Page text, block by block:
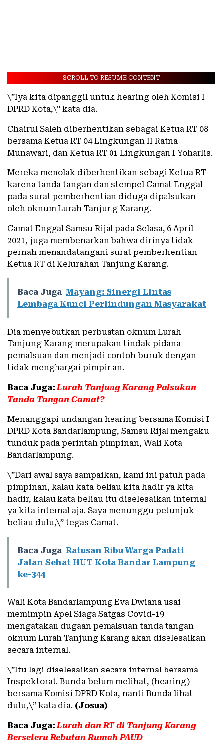
SCROLL TO RESUME CONTENT
\”Iya kita dipanggil untuk hearing oleh Komisi I
DPRD Kota,\” kata dia.
Chairul Saleh diberhentikan sebagai Ketua RT 08
bersama Ketua RT 04 Lingkungan II Ratna
Munawari, dan Ketua RT 01 Lingkungan I Yoharlis.
Mereka menolak diberhentikan sebagi Ketua RT
karena tanda tangan dan stempel Camat Enggal
pada surat pemberhentian diduga dipalsukan
oleh oknum Lurah Tanjung Karang.
Camat Enggal Samsu Rijal pada Selasa, 6 April
2021, juga membenarkan bahwa dirinya tidak
pernah menandatangani surat pemberhentian
Ketua RT di Kelurahan Tanjung Karang.
Baca Juga Mayang: Sinergi Lintas
Lembaga Kunci Perlindungan Masyarakat
Dia menyebutkan perbuatan oknum Lurah
Tanjung Karang merupakan tindak pidana
pemalsuan dan menjadi contoh buruk dengan
tidak menghargai pimpinan.
Baca Juga:Lurah Tanjung Karang Palsukan
Tanda Tangan Camat?
Menanggapi undangan hearing bersama Komisi I
DPRD Kota Bandarlampung, Samsu Rijal mengaku
tunduk pada perintah pimpinan, Wali Kota
Bandarlampung.
\”Dari awal saya sampaikan, kami ini patuh pada
pimpinan, kalau kata beliau kita hadir ya kita
hadir, kalau kata beliau itu diselesaikan internal
ya kita internal aja. Saya menunggu petunjuk
beliau dulu,\” tegas Camat.
Baca Juga Ratusan Ribu Warga Padati
Jalan Sehat HUT Kota Bandar Lampung
ke-344
Wali Kota Bandarlampung Eva Dwiana usai
memimpin Apel Siaga Satgas Covid-19
mengatakan dugaan pemalsuan tanda tangan
oknum Lurah Tanjung Karang akan diselesaikan
secara internal.
\”Itu lagi diselesaikan secara internal bersama
Inspektorat. Bunda belum melihat, (hearing)
bersama Komisi DPRD Kota, nanti Bunda lihat
dulu,\” kata dia. (Josua)
Baca Juga:Lurah dan RT di Tanjung Karang
Berseteru Rebutan Rumah PAUD